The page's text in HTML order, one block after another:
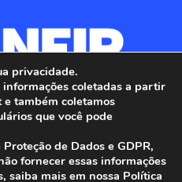
privacidade.
informações coletadas a partir
também coletamos
que você pode
de Dados e GDPR,
fornecer essas informações
saiba mais em nossa Política